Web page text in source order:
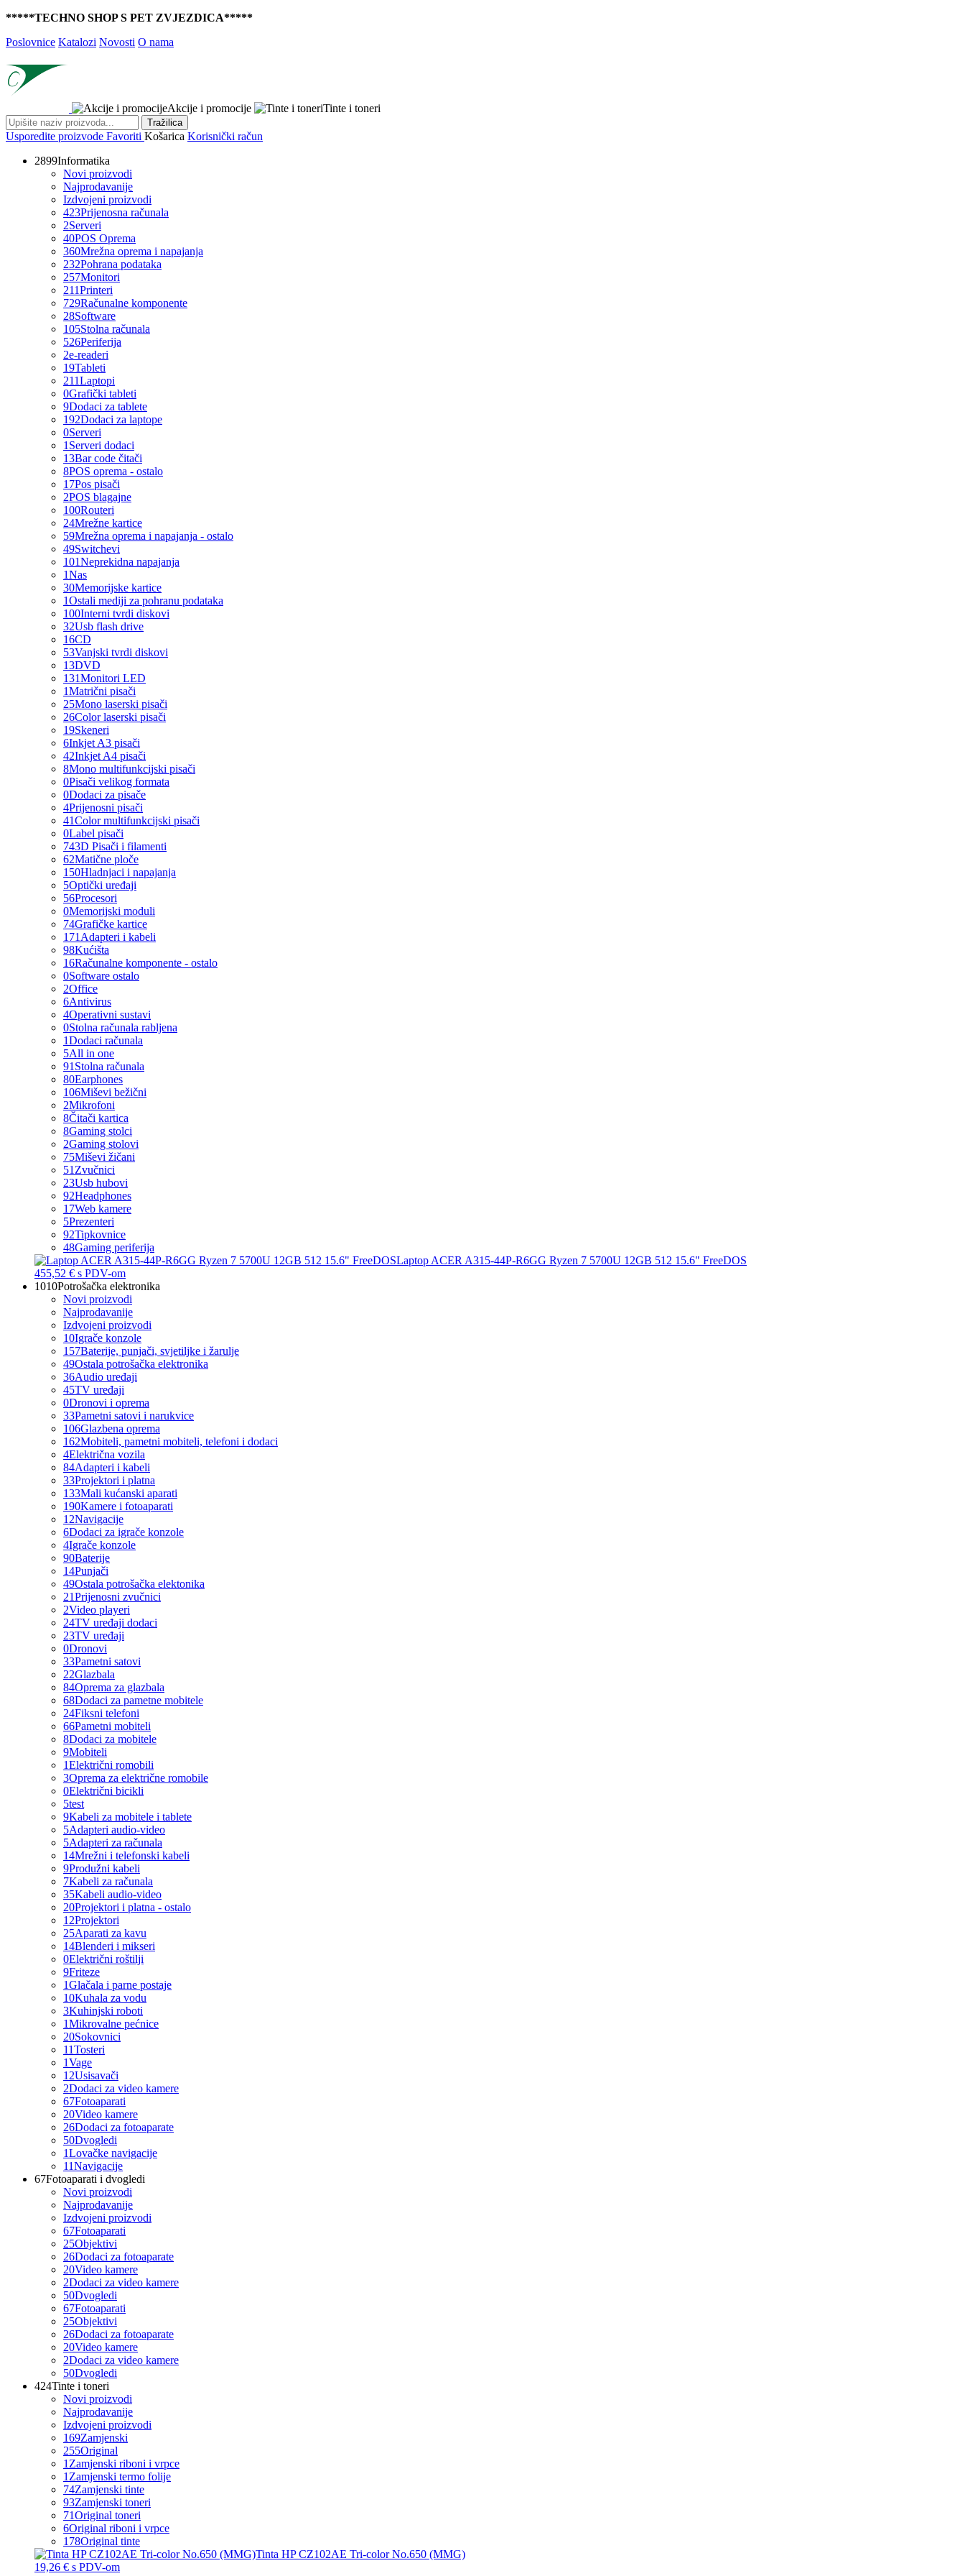
*****TECHNO SHOP S PET ZVJEZDICA*****
Poslovnice Katalozi Novosti O nama
Akcije i promocije Tinte i toneri
Tražilica
Usporedite proizvode Favoriti Košarica Korisnički račun
2899Informatika
Novi proizvodi
Najprodavanije
Izdvojeni proizvodi
423Prijenosna računala
2Serveri
40POS Oprema
360Mrežna oprema i napajanja
232Pohrana podataka
257Monitori
211Printeri
729Računalne komponente
28Software
105Stolna računala
526Periferija
2e-readeri
19Tableti
211Laptopi
0Grafički tableti
9Dodaci za tablete
192Dodaci za laptope
0Serveri
1 Serveri dodaci
13Bar code čitači
8POS oprema - ostalo
17Pos pisači
2POS blagajne
100Routeri
24Mrežne kartice
59Mrežna oprema i napajanja - ostalo
49Switchevi
101Neprekidna napajanja
1Nas
30Memorijske kartice
1Ostali mediji za pohranu podataka
100Interni tvrdi diskovi
32Usb flash drive
16CD
53Vanjski tvrdi diskovi
13DVD
131Monitori LED
1Matrični pisači
25Mono laserski pisači
26Color laserski pisači
19Skeneri
6Inkjet A3 pisači
42Inkjet A4 pisači
8Mono multifunkcijski pisači
0Pisači velikog formata
0Dodaci za pisače
4Prijenosni pisači
41Color multifunkcijski pisači
0Label pisači
743D Pisači i filamenti
62Matične ploče
150Hladnjaci i napajanja
5Optički uređaji
56Procesori
0Memorijski moduli
74Grafičke kartice
171 Adapteri i kabeli
98Kućišta
16Računalne komponente - ostalo
0Software ostalo
2Office
6Antivirus
4Operativni sustavi
0Stolna računala rabljena
1Dodaci računala
5All in one
91 Stolna računala
80Earphones
106Miševi bežični
2Mikrofoni
8Čitači kartica
8Gaming stolci
2Gaming stolovi
75Miševi žičani
51 Zvučnici
23Usb hubovi
92Headphones
17Web kamere
5Prezenteri
92Tipkovnice
48Gaming periferija
Laptop ACER A315-44P-R6GG Ryzen 7 5700U 12GB 512 15.6" FreeDOS
455,52 € s PDV-om
1010Potrošačka elektronika
Novi proizvodi
Najprodavanije
Izdvojeni proizvodi
10Igrače konzole
157Baterije, punjači, svjetiljke i žarulje
49Ostala potrošačka elektronika
36Audio uređaji
45TV uređaji
0Dronovi i oprema
33Pametni satovi i narukvice
106Glazbena oprema
162Mobiteli, pametni mobiteli, telefoni i dodaci
4Električna vozila
84Adapteri i kabeli
33Projektori i platna
133Mali kućanski aparati
190Kamere i fotoaparati
12Navigacije
6Dodaci za igrače konzole
4Igrače konzole
90Baterije
14Punjači
49Ostala potrošačka elektonika
21Prijenosni zvučnici
2Video playeri
24TV uređaji dodaci
23TV uređaji
0Dronovi
33Pametni satovi
22Glazbala
84Oprema za glazbala
68Dodaci za pametne mobitele
24Fiksni telefoni
66Pametni mobiteli
8Dodaci za mobitele
9Mobiteli
1Električni romobili
3Oprema za električne romobile
0Električni bicikli
5test
9Kabeli za mobitele i tablete
5Adapteri audio-video
5Adapteri za računala
14Mrežni i telefonski kabeli
9Produžni kabeli
7Kabeli za računala
35Kabeli audio-video
20Projektori i platna - ostalo
12Projektori
25Aparati za kavu
14Blenderi i mikseri
0Električni roštilji
9Friteze
1Glačala i parne postaje
10Kuhala za vodu
3Kuhinjski roboti
1Mikrovalne pećnice
20Sokovnici
11Tosteri
1Vage
12Usisavači
2Dodaci za video kamere
67Fotoaparati
20Video kamere
26Dodaci za fotoaparate
50Dvogledi
1Lovačke navigacije
11Navigacije
67Fotoaparati i dvogledi
Novi proizvodi
Najprodavanije
Izdvojeni proizvodi
67Fotoaparati
25Objektivi
26Dodaci za fotoaparate
20Video kamere
2Dodaci za video kamere
50Dvogledi
67Fotoaparati
25Objektivi
26Dodaci za fotoaparate
20Video kamere
2Dodaci za video kamere
50Dvogledi
424Tinte i toneri
Novi proizvodi
Najprodavanije
Izdvojeni proizvodi
169Zamjenski
255Original
1 Zamjenski riboni i vrpce
1 Zamjenski termo folije
74Zamjenski tinte
93Zamjenski toneri
71Original toneri
6Original riboni i vrpce
178Original tinte
Tinta HP CZ102AE Tri-color No.650 (MMG)
19,26 € s PDV-om